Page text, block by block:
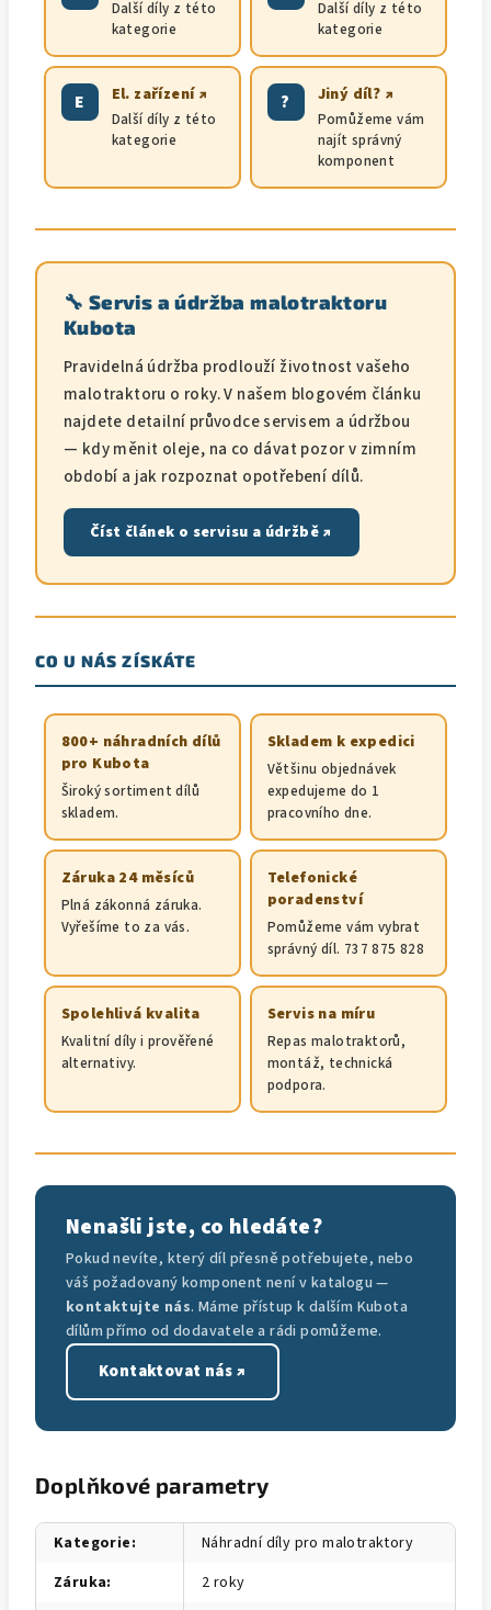
Další díly z této
kategorie
Další díly z této
kategorie
E El. zařízení ↗
Další díly z této
kategorie
? Jiný díl? ↗
Pomůžeme vám
najít správný
komponent
🔧 Servis a údržba malotraktoru
Kubota
Pravidelná údržba prodlouží životnost vašeho
malotraktoru o roky. V našem blogovém článku
najdete detailní průvodce servisem a údržbou
— kdy měnit oleje, na co dávat pozor v zimním
období a jak rozpoznat opotřebení dílů.
Číst článek o servisu a údržbě ↗
CO U NÁS ZÍSKÁTE
800+ náhradních dílů
pro Kubota
Široký sortiment dílů
skladem.
Skladem k expedici
Většinu objednávek
expedujeme do 1
pracovního dne.
Záruka 24 měsíců
Plná zákonná záruka.
Vyřešíme to za vás.
Telefonické
poradenství
Pomůžeme vám vybrat
správný díl. 737 875 828
Spolehlivá kvalita
Kvalitní díly i prověřené
alternativy.
Servis na míru
Repas malotraktorů,
montáž, technická
podpora.
Nenašli jste, co hledáte?
Pokud nevíte, který díl přesně potřebujete, nebo
váš požadovaný komponent není v katalogu —
kontaktujte nás. Máme přístup k dalším Kubota
dílům přímo od dodavatele a rádi pomůžeme.
Kontaktovat nás ↗
Doplňkové parametry
Kategorie:
Náhradní díly pro malotraktory
Záruka:
2 roky